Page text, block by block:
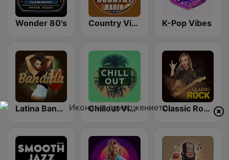
Wonder 80's Country Vibes K-Pop Vibes
Latina Bandida! Chillout Vibes Classic Rock Station